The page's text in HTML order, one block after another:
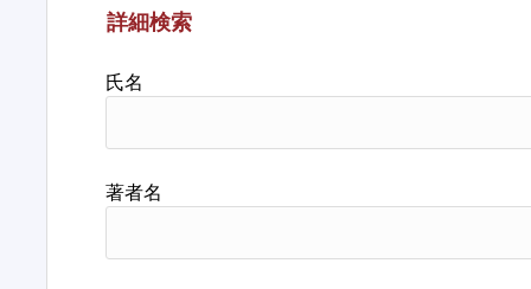
詳細検索
氏名
著者名